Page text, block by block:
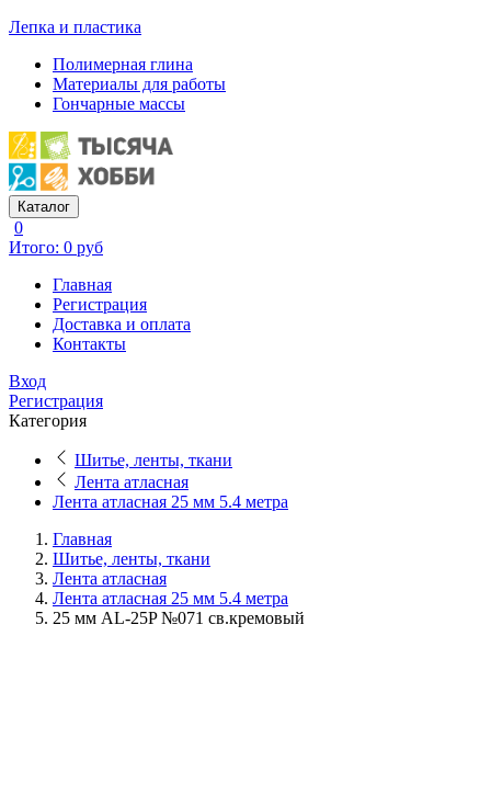
Лепка и пластика
Полимерная глина
Материалы для работы
Гончарные массы
Каталог
0
Итого: 0 руб
Главная
Регистрация
Доставка и оплата
Контакты
Вход
Регистрация
Категория
Шитье, ленты, ткани
Лента атласная
Лента атласная 25 мм 5.4 метра
Главная
Шитье, ленты, ткани
Лента атласная
Лента атласная 25 мм 5.4 метра
25 мм AL-25P №071 св.кремовый